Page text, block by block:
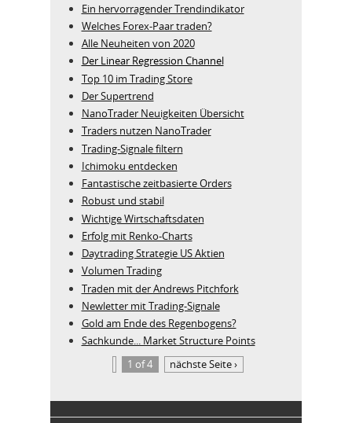
Ein hervorragender Trendindikator
Welches Forex-Paar traden?
Alle Neuheiten von 2020
Der Linear Regression Channel
Top 10 im Trading Store
Der Supertrend
NanoTrader Neuigkeiten Übersicht
Traders nutzen NanoTrader
Trading-Signale filtern
Ichimoku entdecken
Fantastische zeitbasierte Orders
Robust und stabil
Wichtige Wirtschaftsdaten
Erfolg mit Renko-Charts
Daytrading Strategie US Aktien
Volumen Trading
Traden mit der Andrews Pitchfork
Newletter mit Trading-Signale
Gold am Ende des Regenbogens?
Sachkunde... Market Structure Points
1 of 4
nächste Seite ›